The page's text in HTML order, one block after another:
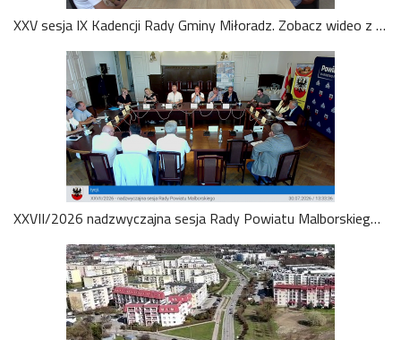
XXV sesja IX Kadencji Rady Gminy Miłoradz. Zobacz wideo z 3.08.2026
XXVII/2026 nadzwyczajna sesja Rady Powiatu Malborskiego 2026-07-30. Zobacz wideo